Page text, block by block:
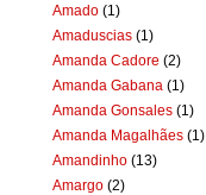
Amado (1)
Amaduscias (1)
Amanda Cadore (2)
Amanda Gabana (1)
Amanda Gonsales (1)
Amanda Magalhães (1)
Amandinho (13)
Amargo (2)